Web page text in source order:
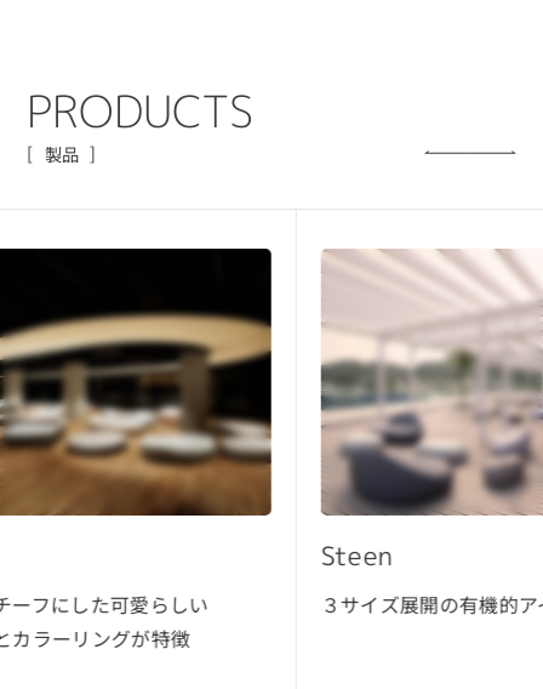
PRODUCTS
製品
３サイズ展開の有機的アイテム
直線